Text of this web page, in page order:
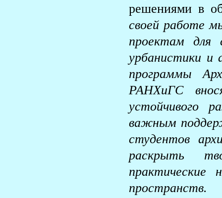
решениями в
своей работе
проектам для
урбанистики и
программы
РАНХиГС
устойчивого
важным
студентов
раскрыть
практические
пространств.